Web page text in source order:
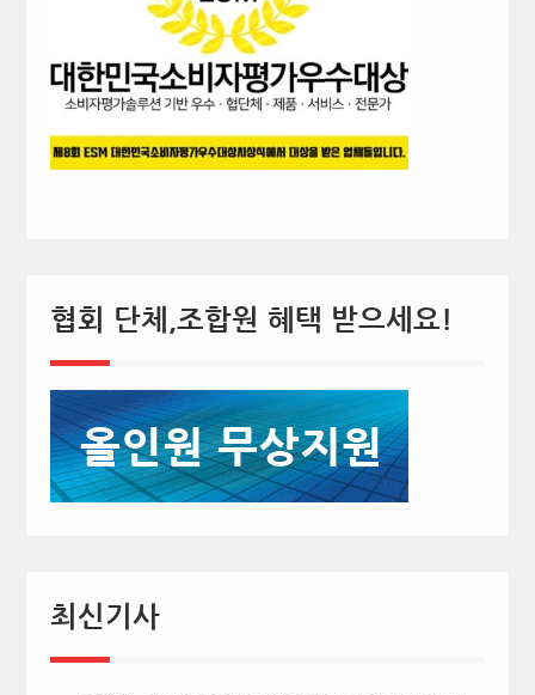
협회 단체,조합원 혜택 받으세요!
최신기사